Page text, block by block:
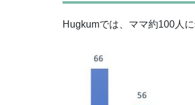
Hugkumでは、ママ約100人